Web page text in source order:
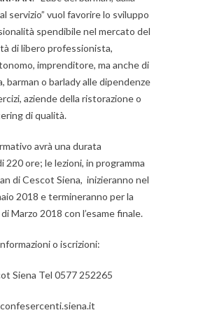
servizio” vuol favorire lo sviluppo
spendibile nel mercato del
di libero professionista,
imprenditore, ma anche di
barman o barlady alle dipendenze
aziende della ristorazione o
di qualità.
avrà una durata
220 ore; le lezioni, in programma
di Cescot Siena, inizieranno nel
2018 e termineranno per la
Marzo 2018 con l’esame finale.
o iscrizioni:
Siena Tel 0577 252265